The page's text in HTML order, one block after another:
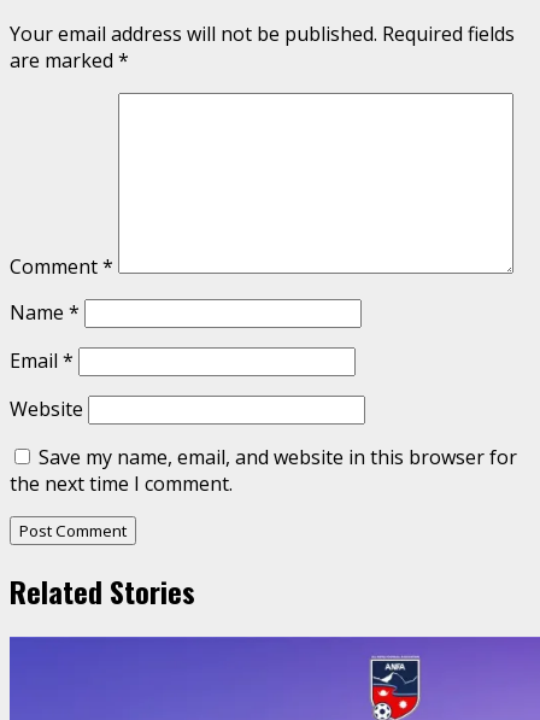
Your email address will not be published. Required fields
are marked *
Comment*
Name *
Email *
Website
Save my name, email, and website in this browser for
the next time I comment.
Related Stories